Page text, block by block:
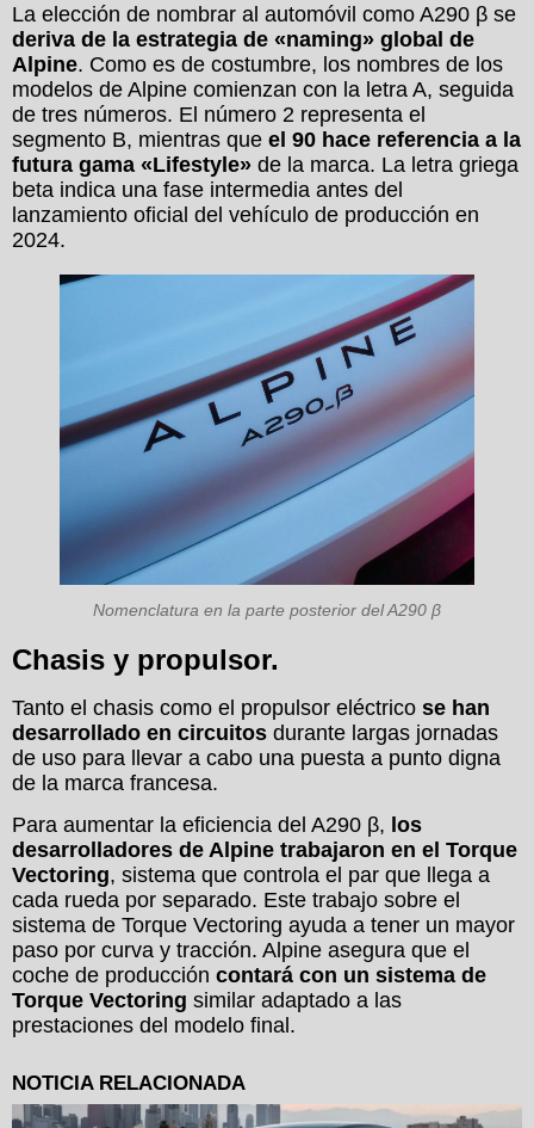
La elección de nombrar al automóvil como A290 β se
deriva de la estrategia de «naming» global de
Alpine. Como es de costumbre, los nombres de los
modelos de Alpine comienzan con la letra A, seguida
de tres números. El número 2 representa el
segmento B, mientras que el 90 hace referencia a la
futura gama «Lifestyle» de la marca. La letra griega
beta indica una fase intermedia antes del
lanzamiento oficial del vehículo de producción en
2024.
Nomenclatura en la parte posterior del A290 β
Chasis y propulsor.
Tanto el chasis como el propulsor eléctrico se han
desarrollado en circuitos durante largas jornadas
de uso para llevar a cabo una puesta a punto digna
de la marca francesa.
Para aumentar la eficiencia del A290 β, los
desarrolladores de Alpine trabajaron en el Torque
Vectoring, sistema que controla el par que llega a
cada rueda por separado. Este trabajo sobre el
sistema de Torque Vectoring ayuda a tener un mayor
paso por curva y tracción. Alpine asegura que el
coche de producción contará con un sistema de
Torque Vectoring similar adaptado a las
prestaciones del modelo final.